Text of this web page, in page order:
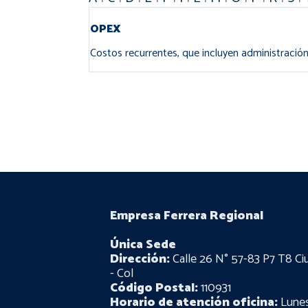
OPEX
Costos recurrentes, que incluyen
Empresa Ferrera Regional
Única Sede
Dirección:Calle 26 N° 57-83 P7 T8
- Col
Código Postal:110931
Horario de atención oficina: